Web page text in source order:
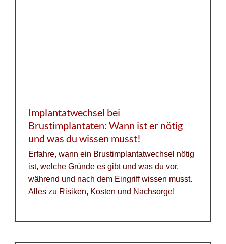
Implantatwechsel bei
Brustimplantaten: Wann ist er nötig
und was du wissen musst!
Erfahre, wann ein Brustimplantatwechsel nötig
ist, welche Gründe es gibt und was du vor,
während und nach dem Eingriff wissen musst.
Alles zu Risiken, Kosten und Nachsorge!